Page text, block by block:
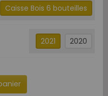
Caisse Bois 6 bouteilles
2021 2020